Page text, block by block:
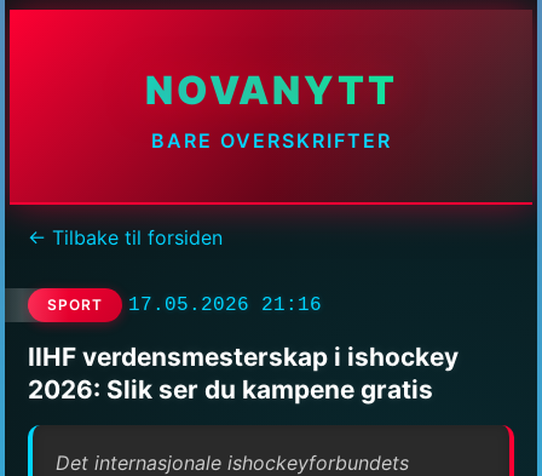
NOVANYTT
BARE OVERSKRIFTER
← Tilbake til forsiden
SPORT 17.05.2026 21:16
IIHF verdensmesterskap i ishockey
2026: Slik ser du kampene gratis
Det internasjonale ishockeyforbundets